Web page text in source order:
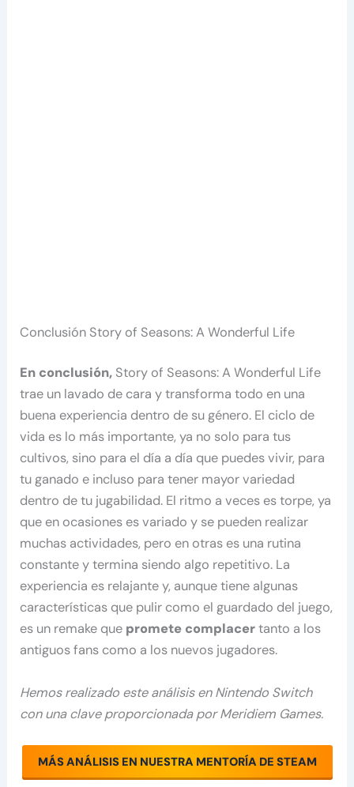
Conclusión Story of Seasons: A Wonderful Life
En conclusión, Story of Seasons: A Wonderful Life
trae un lavado de cara y transforma todo en una
buena experiencia dentro de su género. El ciclo de
vida es lo más importante, ya no solo para tus
cultivos, sino para el día a día que puedes vivir, para
tu ganado e incluso para tener mayor variedad
dentro de tu jugabilidad. El ritmo a veces es torpe, ya
que en ocasiones es variado y se pueden realizar
muchas actividades, pero en otras es una rutina
constante y termina siendo algo repetitivo. La
experiencia es relajante y, aunque tiene algunas
características que pulir como el guardado del juego,
es un remake que promete complacertanto a los
antiguos fans como a los nuevos jugadores.
Hemos realizado este análisis en Nintendo Switch
con una clave proporcionada por Meridiem Games.
MÁS ANÁLISIS EN NUESTRA MENTORÍA DE STEAM